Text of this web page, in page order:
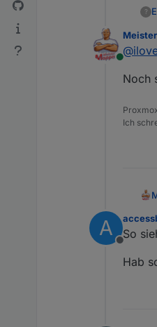
?
Online
@
Noch
Ich
A
Offline
So
Hab